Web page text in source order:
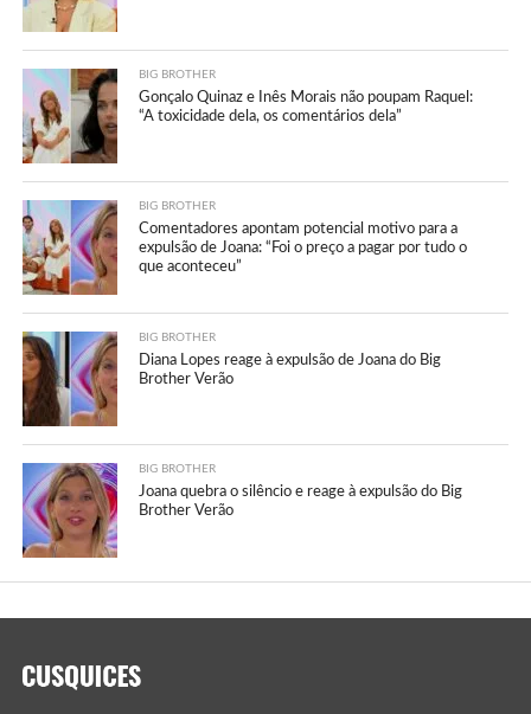
BIG BROTHER
Gonçalo Quinaz e Inês Morais não poupam Raquel:
“A toxicidade dela, os comentários dela”
BIG BROTHER
Comentadores apontam potencial motivo para a
expulsão de Joana: “Foi o preço a pagar por tudo o
que aconteceu”
BIG BROTHER
Diana Lopes reage à expulsão de Joana do Big
Brother Verão
BIG BROTHER
Joana quebra o silêncio e reage à expulsão do Big
Brother Verão